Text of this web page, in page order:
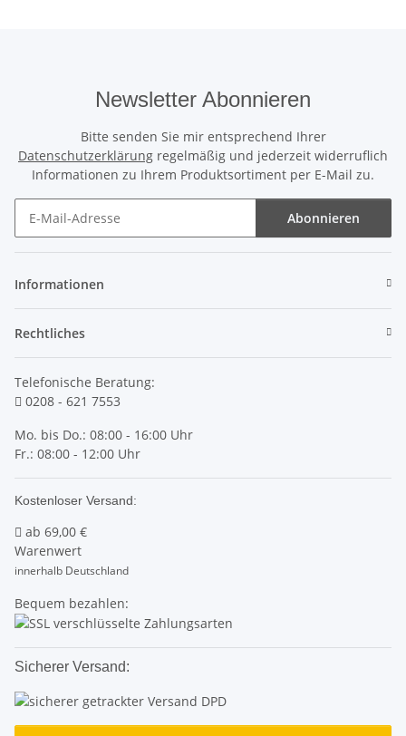
Newsletter Abonnieren
Bitte senden Sie mir entsprechend Ihrer
Datenschutzerklärung regelmäßig und jederzeit widerruflich
Informationen zu Ihrem Produktsortiment per E-Mail zu.
Abonnieren
Informationen
Rechtliches
Telefonische Beratung:
0208 - 621 7553
Mo. bis Do.: 08:00 - 16:00 Uhr
Fr.: 08:00 - 12:00 Uhr
Kostenloser Versand:
ab 69,00 €
Warenwert
innerhalb Deutschland
Bequem bezahlen:
Sicherer Versand: